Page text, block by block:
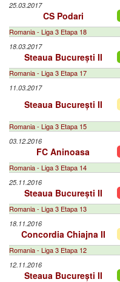
25.03.2017
CS Podari
Romania - Liga 3 Etapa 18
18.03.2017
Steaua București II
Romania - Liga 3 Etapa 17
11.03.2017
Steaua București II
Romania - Liga 3 Etapa 15
03.12.2016
FC Aninoasa
Romania - Liga 3 Etapa 14
25.11.2016
Steaua București II
Romania - Liga 3 Etapa 13
18.11.2016
Concordia Chiajna II
Romania - Liga 3 Etapa 12
12.11.2016
Steaua București II